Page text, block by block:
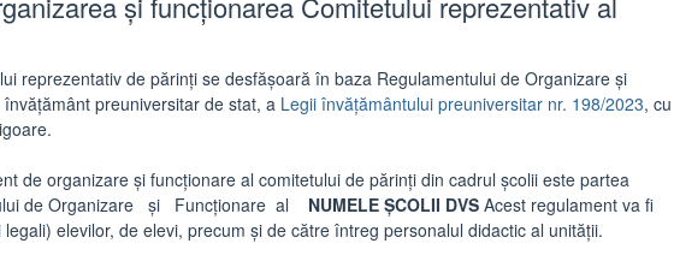
reprezentativ de părinți se desfășoară în baza Regulamentului de Organizare și
preuniversitar de stat, a Legii învăţământului preuniversitar nr. 198/2023, cu
de organizare și funcționare al comitetului de părinți din cadrul școlii este partea
de Organizare și Funcționare al
NUMELE ȘCOLII DVS Acest regulament va fi
elevilor, de elevi, precum și de către întreg personalul didactic al unității.